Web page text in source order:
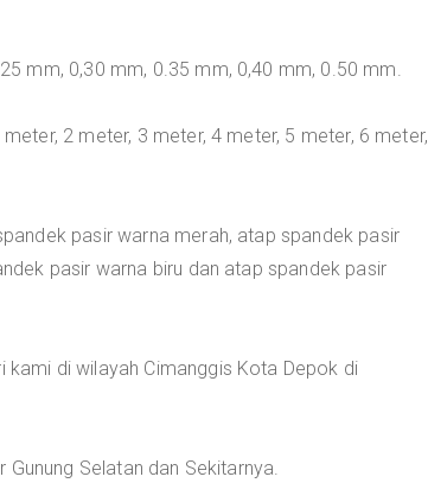
mm, 0,30 mm, 0.35 mm, 0,40 mm, 0.50 mm.
2 meter, 3 meter, 4 meter, 5 meter, 6 meter,
pasir warna merah, atap spandek pasir
pasir warna biru dan atap spandek pasir
di wilayah Cimanggis Kota Depok di
Gunung Selatan dan Sekitarnya.